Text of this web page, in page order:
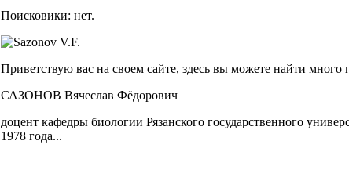
Поисковики: нет.
Приветствую вас на своем сайте, здесь вы можете найти
САЗОНОВ Вячеслав Фёдорович
доцент кафедры биологии Рязанского государственного
1978 года...